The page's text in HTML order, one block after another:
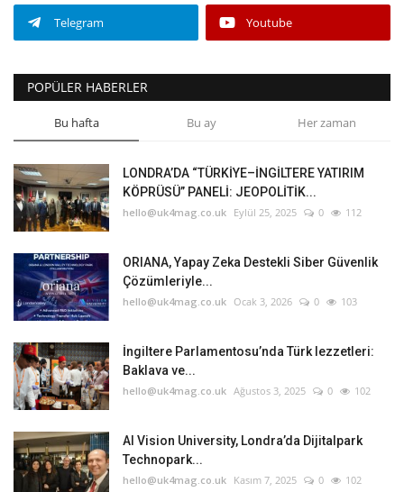
Telegram Youtube
POPÜLER HABERLER
Bu hafta Bu ay Her zaman
LONDRA’DA “TÜRKİYE–İNGİLTERE YATIRIM
KÖPRÜSÜ” PANELİ: JEOPOLİTİK...
hello@uk4mag.co.uk Eylül 25, 2025 0 112
ORIANA, Yapay Zeka Destekli Siber Güvenlik
Çözümleriyle...
hello@uk4mag.co.uk Ocak 3, 2026 0 103
İngiltere Parlamentosu’nda Türk lezzetleri:
Baklava ve...
hello@uk4mag.co.uk Ağustos 3, 2025 0 102
AI Vision University, Londra’da Dijitalpark
Technopark...
hello@uk4mag.co.uk Kasım 7, 2025 0 102